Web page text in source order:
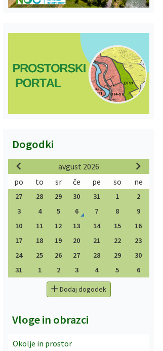
Dogodki
avgust 2026
po
to sr če pe so ne
27 28 29 30 31 1
2
3
4 5 6 7 8
9
10
11 12 13 14 15
16
17
18 19 20 21 22
23
24
25 26 27 28 29
30
31
1 2 3 4 5 6
Dodaj dogodek
Vloge in obrazci
Okolje in prostor